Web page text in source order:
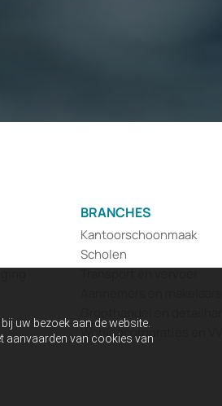
uw bezoek aan de website.
aanvaarden van cookies van
BRANCHES
Kantoorschoonmaak
Scholen
Woningcorporaties en VVE